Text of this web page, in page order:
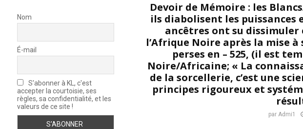
Devoir de Mémoire : les
ils diabolisent les
ancêtres ont su dissimuler
l’Afrique Noire après la mise
perses en – 525, (il est
Noire/Africaine; « La
de la sorcellerie, c’est une
principes rigoureux et
par Admi1
Nom
É-mail
S'abonner à KL, c'est
accepter la courtoisie, ses
règles, sa confidentialité, et les
valeurs de ce site !